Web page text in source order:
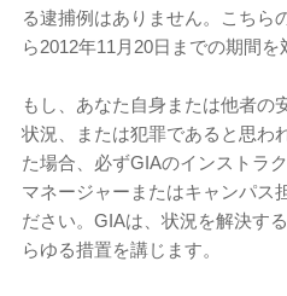
る逮捕例はありません。こちら
ら2012年11月20日までの期間を
もし、あなた自身または他者の
状況、または犯罪であると思わ
た場合、必ずGIAのインストラ
マネージャーまたはキャンパス
ださい。GIAは、状況を解決す
らゆる措置を講じます。